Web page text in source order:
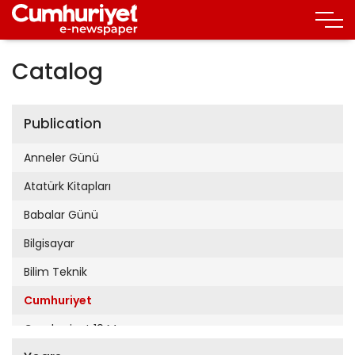
Catalog
Publication
Anneler Günü
Atatürk Kitapları
Babalar Günü
Bilgisayar
Bilim Teknik
Cumhuriyet
Cumhuriyet 19 Mayıs